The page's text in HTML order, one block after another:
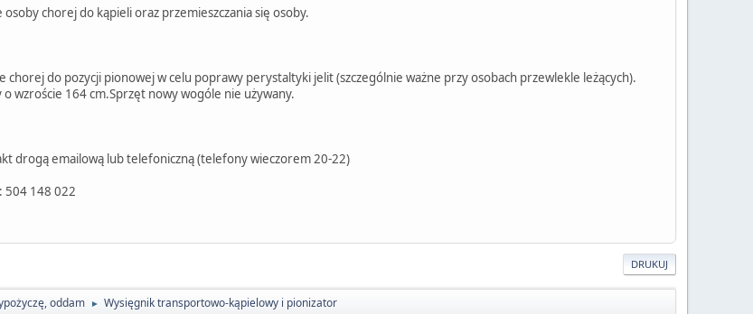
chorej do kąpieli oraz przemieszczania się osoby.
chorej do pozycji pionowej w celu poprawy perystaltyki jelit (szczególnie ważne przy osobach przewlekle leżących).
wzroście 164 cm.Sprzęt nowy wogóle nie używany.
drogą emailową lub telefoniczną (telefony wieczorem 20-22)
504 148 022
DRUKUJ
oddam ► Wysięgnik transportowo-kąpielowy i pionizator